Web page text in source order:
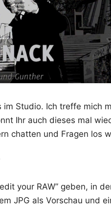
Stu­dio. Ich tref­fe mich
Ihr auch die­ses mal
chat­ten und Fra­gen los
your RAW” geben, in
JPG als Vor­schau und